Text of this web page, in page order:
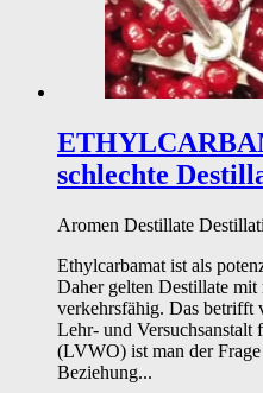
schlechte
Aromen Destillate
Ethylcarbamat ist als
Daher gelten Destillate
verkehrsfähig. Das betrifft
Lehr- und Versuchsanstalt
(LVWO) ist man der
Beziehung...